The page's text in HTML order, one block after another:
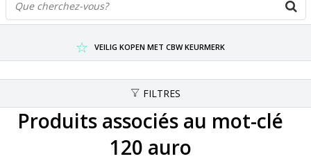
SCHERPSTE PRIJZEN TOT WEL 75% KORTING !
VEILIG KOPEN MET CBW KEURMERK
FILTRES
Produits associés au mot-clé
120 auro